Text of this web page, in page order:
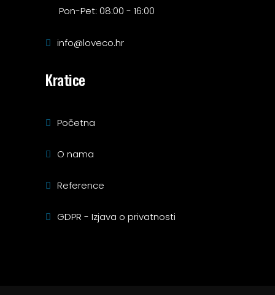
Pon-Pet: 08:00 - 16:00
info@loveco.hr
Kratice
Početna
O nama
Reference
GDPR - Izjava o privatnosti